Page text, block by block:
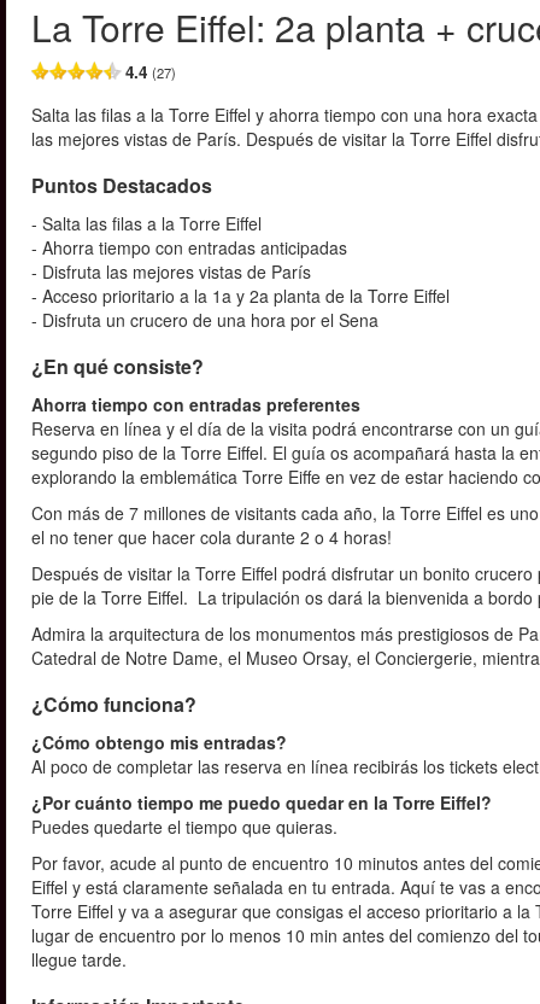
La Torre Eiffel: 2a planta +
4.4 (27)
Salta las filas a la Torre Eiffel y ahorra tiempo con una hora
las mejores vistas de París. Después de visitar la Torre Eiffel
Puntos Destacados
- Salta las filas a la Torre Eiffel
- Ahorra tiempo con entradas anticipadas
- Disfruta las mejores vistas de París
- Acceso prioritario a la 1a y 2a planta de la Torre Eiffel
- Disfruta un crucero de una hora por el Sena
¿En qué consiste?
Ahorra tiempo con entradas preferentes
Reserva en línea y el día de la visita podrá encontrarse con un
segundo piso de la Torre Eiffel. El guía os acompañará hasta la
explorando la emblemática Torre Eiffe en vez de estar haciendo
Con más de 7 millones de visitants cada año, la Torre Eiffel es
el no tener que hacer cola durante 2 o 4 horas!
Después de visitar la Torre Eiffel podrá disfrutar un bonito
pie de la Torre Eiffel. La tripulación os dará la bienvenida a
Admira la arquitectura de los monumentos más prestigiosos de
Catedral de Notre Dame, el Museo Orsay, el Conciergerie,
¿Cómo funciona?
¿Cómo obtengo mis entradas?
Al poco de completar las reserva en línea recibirás los tickets
¿Por cuánto tiempo me puedo quedar en la Torre Eiffel?
Puedes quedarte el tiempo que quieras.
Por favor, acude al punto de encuentro 10 minutos antes del
Eiffel y está claramente señalada en tu entrada. Aquí te vas a
Torre Eiffel y va a asegurar que consigas el acceso prioritario a
lugar de encuentro por lo menos 10 min antes del comienzo del
llegue tarde.